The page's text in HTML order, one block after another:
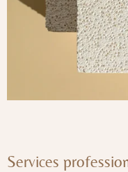
Services